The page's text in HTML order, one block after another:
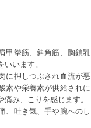
甲挙筋、斜角筋、胸鎖乳
います。
に押しつぶされ血流が悪
素や栄養素が供給されに
み、こりを感じます。
、吐き気、手や腕へのし